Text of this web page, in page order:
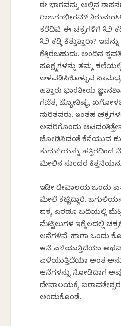
ಈ ಭಾಗವನ್ನು ಅಲ್ಲಿನ
ರಾಜಗಂಭೀರಮ್‌
ಕರೆದಿವೆ. ಈ ಚಕ್ರಗಳಿಗೆ ೩೨
೩೨ ಕಡ್ಡಿ ಕೆತ್ತುತ್ತಾರಾ?
ಕೆತ್ತಿರಬಹುದು. ಅಂದಿನ
ಸೂಕ್ಷ್ಮಗಳನ್ನು ತಮ್ಮ
ಅಳವಡಿಸಿಕೊಳ್ಳುವ
ಹತ್ತಾರು ಭಾರತೀಯ
ಗಣಿತ, ಜ್ಯೋತಿಷ್ಯ,
ನುರಿತವರು. ಇಂತಹ
ಅವರಿಗೊಂದು
ಜೋಡಿಸಿದಂತೆ ಕೆನೆಯುವ
ಕುದುರೆಯನ್ನು
ಮೇಲಿನ ಸುಂದರ
ಇಡೀ ದೇವಾಲಯ ಒಂದು
ಮೇಲೆ ಕಟ್ಟಿದ್ದಾರೆ.
ಪಕ್ಕ ಎರಡೂ ಬದಿಯಲ್ಲಿ
ಮೆಟ್ಟಿಲುಗಳ ಇಕ್ಕೆಲದಲ್ಲಿ
ಆನೆಗಳಿವೆ. ಹಾಗಾಗಿ ಒಂದು
ಆನೆ ಎಳೆಯುತ್ತಿದೆಯಾ
ಎಳೆಯುತ್ತಿದೆಯಾ ಅಂತ
ಆನೆಗಳನ್ನು ನೋಡಿದಾಗ
ದೇವಾಲಯಕ್ಕೆ
ಅಂದುಕೊಂಡೆ.